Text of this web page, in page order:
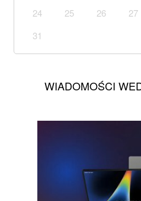
24
25 26 27
31
WIADOMOŚCI